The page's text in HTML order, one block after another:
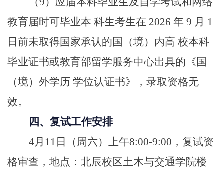
教育届时可毕业本 科生考生在 2026 年 9 月 1
日前未取得国家承认的国（境）内高 校本科
毕业证书或教育部留学服务中心出具的《国
（境）外学历 学位认证书》，录取资格无
效。
四、 复试工作安排
4月11日（周六）上午8:00-9:00，复试资
格审查，地点：北辰校区土木与交通学院楼